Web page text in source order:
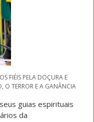
FIÉIS PELA DOÇURA E
O TERROR E A GANÂNCIA
guias espirituais
da